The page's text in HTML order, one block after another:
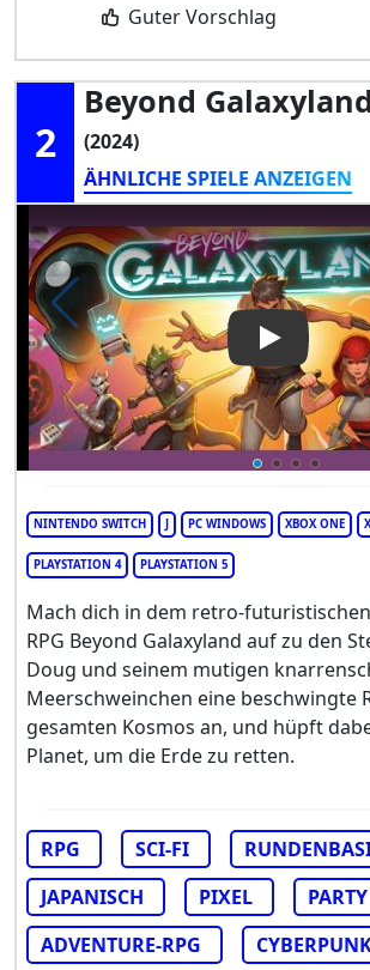
Guter Vorschlag
2
Beyond Galaxyland
(2024)
ÄHNLICHE SPIELE ANZEIGEN
Play
NINTENDO SWITCH J PC WINDOWS XBOX ONE
PLAYSTATION 4 PLAYSTATION 5
Mach dich in dem retro-
RPG Beyond Galaxyland auf zu den
Doug und seinem mutigen
Meerschweinchen eine beschwingte
gesamten Kosmos an, und hüpft
Planet, um die Erde zu retten.
RPG SCI-FI
JAPANISCH
PIXEL
PARTY
ADVENTURE-RPG